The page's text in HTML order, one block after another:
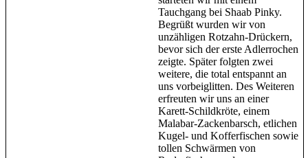
Tauchgang bei Shaab Pinky.
Begrüßt wurden wir von
unzähligen Rotzahn-Drückern,
bevor sich der erste Adlerrochen
zeigte. Später folgten zwei
weitere, die total entspannt an
uns vorbeiglitten. Des Weiteren
erfreuten wir uns an einer
Karett-Schildkröte, einem
Malabar-Zackenbarsch, etlichen
Kugel- und Kofferfischen sowie
tollen Schwärmen von